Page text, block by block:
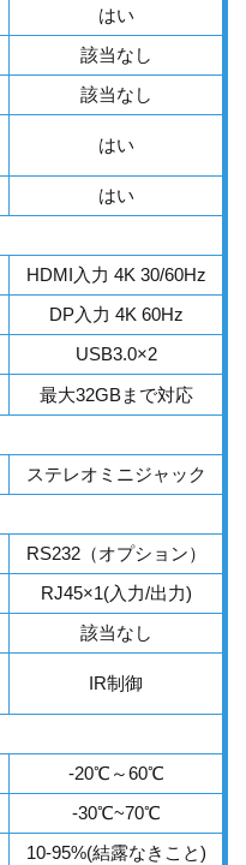
はい
該当なし
該当なし
はい
はい
HDMI入力 4K 30/60Hz
DP入力 4K 60Hz
USB3.0×2
最大32GBまで対応
ステレオミニジャック
RS232（オプション）
RJ45×1(入力/出力)
該当なし
IR制御
-20℃ ～60℃
-30℃~70℃
10-95%(結露なきこと)